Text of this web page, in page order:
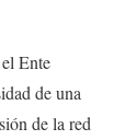
Ente
de una
de la red